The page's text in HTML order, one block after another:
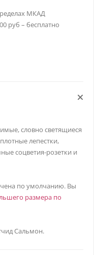
МКАД
руб – бесплатно
словно светящиеся
лепестки,
соцветия-розетки и
по умолчанию. Вы
размера по
Сальмон.